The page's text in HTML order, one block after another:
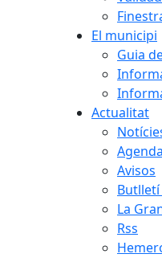
El municipi
Guia
Actualitat
Agenda
Avisos
La
Rss